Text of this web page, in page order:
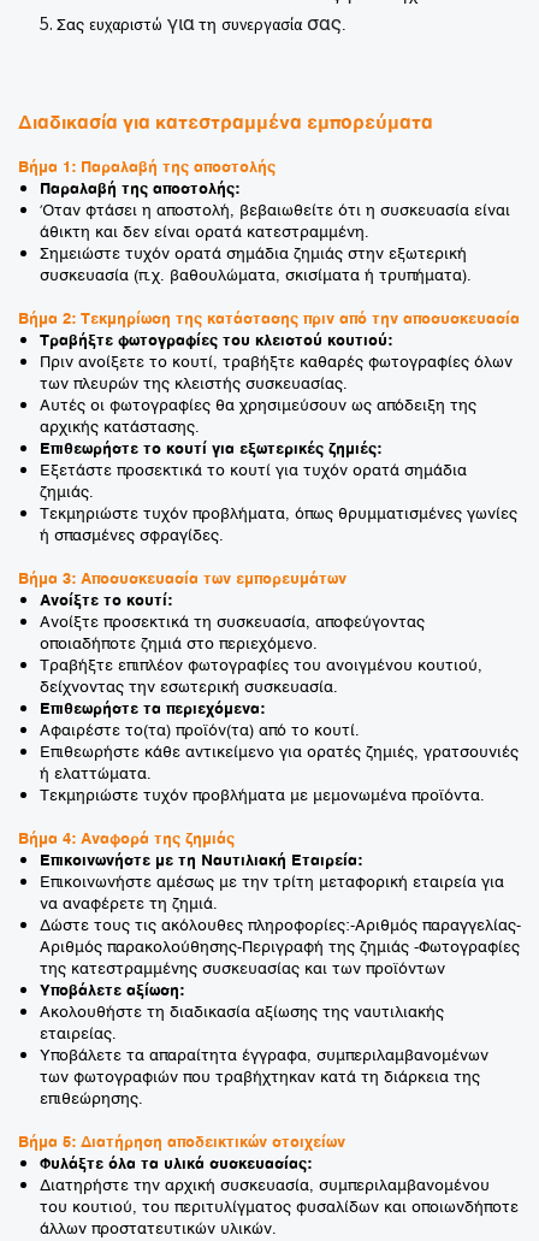
Σας ευχαριστώ για τη συνεργασία σας.
Διαδικασία για κατεστραμμένα εμπορεύματα
Βήμα 1: Παραλαβή της αποστολής
Παραλαβή της αποστολής:
Όταν φτάσει η αποστολή, βεβαιωθείτε ότι η συσκευασία είναι
άθικτη και δεν είναι ορατά κατεστραμμένη.
Σημειώστε τυχόν ορατά σημάδια ζημιάς στην εξωτερική
συσκευασία (π.χ. βαθουλώματα, σκισίματα ή τρυπήματα).
Βήμα 2: Τεκμηρίωση της κατάστασης πριν από την αποσυσκευασία
Τραβήξτε φωτογραφίες του κλειστού κουτιού:
Πριν ανοίξετε το κουτί, τραβήξτε καθαρές φωτογραφίες όλων
των πλευρών της κλειστής συσκευασίας.
Αυτές οι φωτογραφίες θα χρησιμεύσουν ως απόδειξη της
αρχικής κατάστασης.
Επιθεωρήστε το κουτί για εξωτερικές ζημιές:
Εξετάστε προσεκτικά το κουτί για τυχόν ορατά σημάδια
ζημιάς.
Τεκμηριώστε τυχόν προβλήματα, όπως θρυμματισμένες γωνίες
ή σπασμένες σφραγίδες.
Βήμα 3: Αποσυσκευασία των εμπορευμάτων
Ανοίξτε το κουτί:
Ανοίξτε προσεκτικά τη συσκευασία, αποφεύγοντας
οποιαδήποτε ζημιά στο περιεχόμενο.
Τραβήξτε επιπλέον φωτογραφίες του ανοιγμένου κουτιού,
δείχνοντας την εσωτερική συσκευασία.
Επιθεωρήστε τα περιεχόμενα:
Αφαιρέστε το(τα) προϊόν(τα) από το κουτί.
Επιθεωρήστε κάθε αντικείμενο για ορατές ζημιές, γρατσουνιές
ή ελαττώματα.
Τεκμηριώστε τυχόν προβλήματα με μεμονωμένα προϊόντα.
Βήμα 4: Αναφορά της ζημιάς
Επικοινωνήστε με τη Ναυτιλιακή Εταιρεία:
Επικοινωνήστε αμέσως με την τρίτη μεταφορική εταιρεία για
να αναφέρετε τη ζημιά.
Δώστε τους τις ακόλουθες πληροφορίες:-Αριθμός παραγγελίας-
Αριθμός παρακολούθησης-Περιγραφή της ζημιάς -Φωτογραφίες
της κατεστραμμένης συσκευασίας και των προϊόντων
Υποβάλετε αξίωση:
Ακολουθήστε τη διαδικασία αξίωσης της ναυτιλιακής
εταιρείας.
Υποβάλετε τα απαραίτητα έγγραφα, συμπεριλαμβανομένων
των φωτογραφιών που τραβήχτηκαν κατά τη διάρκεια της
επιθεώρησης.
Βήμα 5: Διατήρηση αποδεικτικών στοιχείων
Φυλάξτε όλα τα υλικά συσκευασίας:
Διατηρήστε την αρχική συσκευασία, συμπεριλαμβανομένου
του κουτιού, του περιτυλίγματος φυσαλίδων και οποιωνδήποτε
άλλων προστατευτικών υλικών.